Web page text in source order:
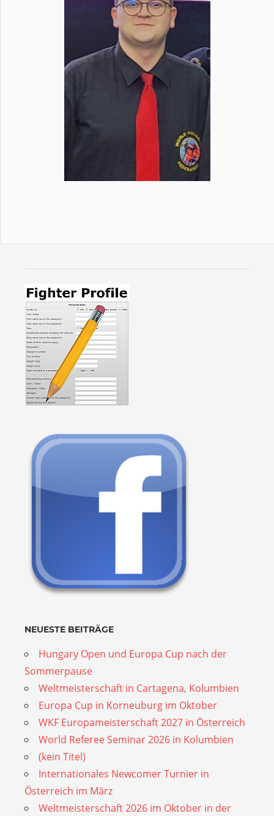
NEUESTE BEITRÄGE
Hungary Open und Europa Cup nach der
Sommerpause
Weltmeisterschaft in Cartagena, Kolumbien
Europa Cup in Korneuburg im Oktober
WKF Europameisterschaft 2027 in Österreich
World Referee Seminar 2026 in Kolumbien
(kein Titel)
Internationales Newcomer Turnier in
Österreich im März
Weltmeisterschaft 2026 im Oktober in der